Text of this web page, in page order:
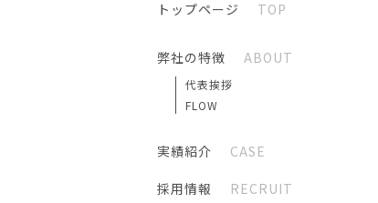
トップページ TOP
弊社の特徴 ABOUT
代表挨拶
FLOW
実績紹介 CASE
採用情報 RECRUIT